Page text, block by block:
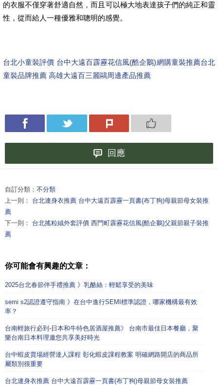
的衣服不僅穿著舒適自然，而且可以極大地表達孩子們的純正和靈
性，從而給人一種優雅和聰明的感覺。
台北小童裝評價 台中大遠百霹靂花信風(酷企鵝)網購童裝推薦台北
童裝品牌推薦 高雄大遠百三麗鷗周邊產品推薦
回應
自訂分類： 不分類
上一則： 台北連身衣推薦 台中大遠百霹靂一頁書(布丁狗)母親節母女裝推
薦
下一則： 台北搖粒絨外套評價 西門町霹靂花信風(酷企鵝)父親節親子裝推
薦
你可能會有興趣的文章：
2025台北春節伴手禮推薦 》乳酪絲：輕鬆享受的美味
semi s2認證遵守指南 》在台中進行SEMI標準認證，哪家機構最有效
率？
台南輕旅行必到-日本和牛特色居酒屋推薦》 台南市最佳日本餐廳，聚
樂台南日本料理邀您共享美好時光
台中蝦皮賣場經營達人課程 彰化蝦皮課程教案 明確網路開店的商品所
屬類別很重要
台北連身衣推薦 台中大遠百霹靂一頁書(布丁狗)母親節母女裝推薦